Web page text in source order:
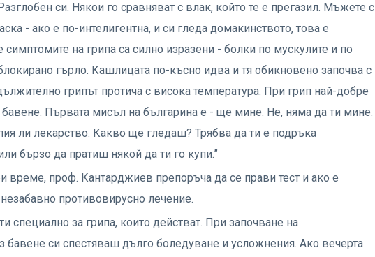
си. Някои го сравняват с влак, който те е прегазил. Мъжете с
- ако е по-интелигентна, и си гледа домакинството, това е
симптомите на грипа са силно изразени - болки по мускулите и по
гърло. Кашлицата по-късно идва и тя обикновено започва с
грипът протича с висока температура. При грип най-добре
бавене. Първата мисъл на българина е - ще мине. Не, няма да ти мине.
ли лекарство. Какво ще гледаш? Трябва да ти е подръка
бързо да пратиш някой да ти го купи.”
време, проф. Кантарджиев препоръча да се прави тест и ако е
противовирусно лечение.
специално за грипа, които действат. При започване на
бавене си спестяваш дълго боледуване и усложнения. Ако вечерта